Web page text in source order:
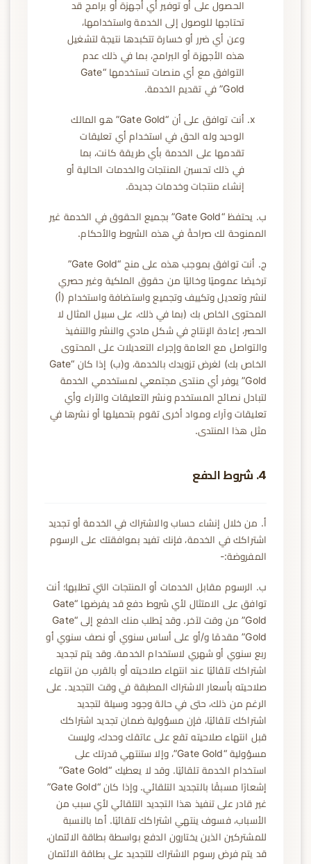
الحصول على أو توفير أي أجهزة أو برامج قد
تحتاجها للوصول إلى الخدمة واستخدامها،
وعن أي ضرر أو خسارة تتكبدها نتيجة لتشغيل
هذه الأجهزة أو البرامج، بما في ذلك عدم
التوافق مع أي منصات تستخدمها “Gate
Gold” في تقديم الخدمة.
أنت توافق على أن “Gate Gold” هو المالك
الوحيد وله الحق في استخدام أي تعليقات
تقدمها على الخدمة بأي طريقة كانت، بما
في ذلك تحسين المنتجات والخدمات الحالية أو
إنشاء منتجات وخدمات جديدة.
ب. يحتفظ “Gate Gold” بجميع الحقوق في الخدمة غير
الممنوحة لك صراحةً في هذه الشروط والأحكام.
ج. أنت توافق بموجب هذه على منح “Gate Gold”
ترخيصًا عموميًا وخاليًا من حقوق الملكية وغير حصري
لنشر وتعديل وتكييف وتجميع واستضافة واستخدام (أ)
المحتوى الخاص بك (بما في ذلك، على سبيل المثال لا
الحصر، إعادة الإنتاج في شكل مادي والنشر والتنفيذ
والتواصل مع العامة وإجراء التعديلات على المحتوى
الخاص بك) لغرض تزويدك بالخدمة، و(ب) إذا كان “Gate
Gold” يوفر أي منتدى مجتمعي لمستخدمي الخدمة
لتبادل نصائح المستخدم ونشر التعليقات والآراء وأي
تعليقات وآراء ومواد أخرى تقوم بتحميلها أو نشرها في
مثل هذا المنتدى.
4. شروط الدفع
أ. من خلال إنشاء حساب والاشتراك في الخدمة أو تجديد
اشتراكك في الخدمة، فإنك تفيد بموافقتك على الرسوم
المفروضة:-
ب. الرسوم مقابل الخدمات أو المنتجات التي تطلبها؛ أنت
توافق على الامتثال لأي شروط دفع قد يفرضها “Gate
Gold” من وقت لآخر. وقد يُطلب منك الدفع إلى “Gate
Gold” مقدمًا و/أو على أساس سنوي أو نصف سنوي أو
ربع سنوي أو شهري لاستخدام الخدمة. وقد يتم تجديد
اشتراكك تلقائيًا عند انتهاء صلاحيته أو بالقرب من انتهاء
صلاحيته بأسعار الاشتراك المطبقة في وقت التجديد. على
الرغم من ذلك، حتى في حالة وجود وسيلة لتجديد
اشتراكك تلقائيًا، فإن مسؤولية ضمان تجديد اشتراكك
قبل انتهاء صلاحيته تقع على عاتقك وحدك، وليست
مسؤولية “Gate Gold”، وإلا ستنتهي قدرتك على
استخدام الخدمة تلقائيًا. وقد لا يعطيك “Gate Gold”
إشعارًا مسبقًا بالتجديد التلقائي. وإذا كان “Gate Gold”
غير قادر على تنفيذ هذا التجديد التلقائي لأي سبب من
الأسباب، فسوف ينتهي اشتراكك تلقائيًا. أما بالنسبة
للمشتركين الذين يختارون الدفع بواسطة بطاقة الائتمان،
قد يتم فرض رسوم الاشتراك للتجديد على بطاقة الائتمان